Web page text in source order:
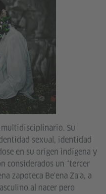
Su
sexual, identidad
en su origen indígena y
considerados un "tercer
zapoteca Be'ena Za'a, a
al nacer pero